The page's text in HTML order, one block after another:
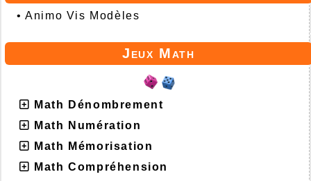
•Animo Vis Modèles
Jeux Math
Math Dénombrement
Math Numération
Math Mémorisation
Math Compréhension